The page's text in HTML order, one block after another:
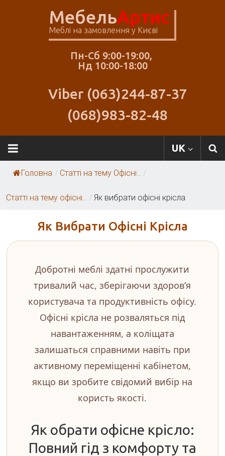
МебельАртис
Меблі на замовлення у Києві
Пн-Сб 9:00-19:00,
Нд 10:00-18:00
Viber (063)244-87-37
(068)983-82-48
Меблі
Артіс
UK
Головна / Статті на тему Офісні... /
Статті на тему офісні... / Як вибрати офісні крісла
Як Вибрати Офісні Крісла
Добротні меблі здатні прослужити
тривалий час, зберігаючи здоров’я
користувача та продуктивність офісу.
Офісні крісла не розваляться під
навантаженням, а коліщата
залишаться справними навіть при
активному переміщенні кабінетом,
якщо ви зробите свідомий вибір на
користь якості.
Як обрати офісне крісло:
Повний гід з комфорту та